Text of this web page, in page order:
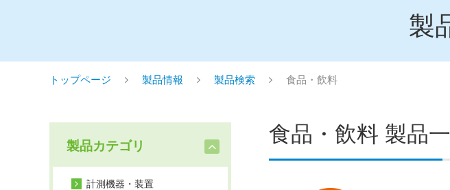
製
トップページ 製品情報 製品検索 食品・飲料
製品カテゴリ
計測機器・装置
食品・飲料 製品